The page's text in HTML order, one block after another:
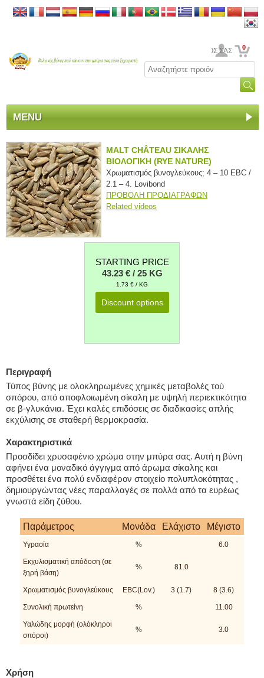
Ο ΛΟΓΑΡΙΑΣΜΟΣ ΣΑΣ 0
MENU
MALT CHÂTEAU ΣΙΚΑΛΗΣ
ΒΙΟΛΟΓΙΚΗ (RYE NATURE)
Χρωματισμός βυνογλεύκους; 4 – 10 EBC /
2.1 – 4. Lovibond
ΠΡΟΒΟΛΗ ΠΡΟΔΙΑΓΡΑΦΩΝ
Related videos
STARTING PRICE
43.23 € / 25 KG
1.73 € / KG
Discount options
Περιγραφή
Τύπος βύνης με ολοκληρωμένες χημικές μεταβολές τού
σπόρου, από αποφλοιωμένη σίκαλη με υψηλή περιεκτικότητα
σε β-γλυκάνια. Έχει καλές επιδόσεις σε διαδικασίες απλής
εκχύλισης σε σταθερή θερμοκρασία.
Χαρακτηριστικά
Προσδίδει χρυσαφένιο χρώμα στην μπύρα σας. Αυτή η βύνη
αφήνει ένα μοναδικό άγγιγμα από άρωμα σίκαλης και
προσθέτει ένα πολύ ενδιαφέρον στοιχείο πολυπλοκότητας ,
δημιουργώντας νέες παραλλαγές σε πολλά από τα ευρέως
γνωστά είδη ζύθου.
Παράμετρος Μονάδα Ελάχιστο Μέγιστο
Υγρασία % 6.0
Εκχυλισματική απόδοση (σε
ξηρή βάση)
% 81.0
Χρωματισμός βυνογλεύκους EBC(Lov.) 3 (1.7) 8 (3.6)
Συνολική πρωτείνη % 11.00
Υαλώδης μορφή (ολόκληροι
σπόροι)
% 3.0
Χρήση